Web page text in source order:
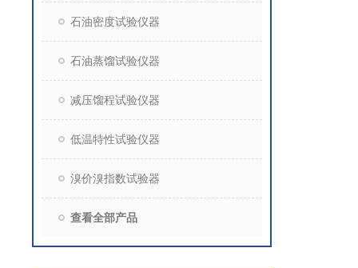
石油密度试验仪器
石油蒸馏试验仪器
减压馏程试验仪器
低温特性试验仪器
溴价溴指数试验器
查看全部产品